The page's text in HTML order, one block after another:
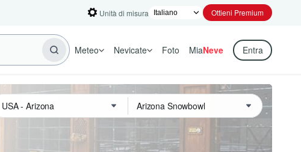
Unità di misura Ottieni Premium
Meteo Nevicate Foto MiaNeve Entra